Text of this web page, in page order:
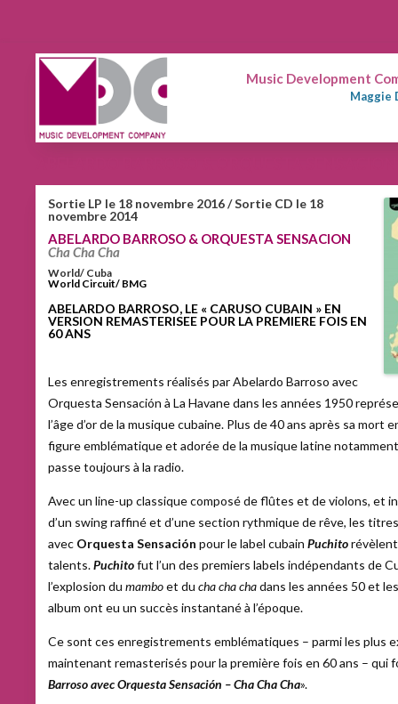
Music Development
Maggie
Sortie LP le 18 novembre 2016 / Sortie CD le 18
novembre 2014
ABELARDO BARROSO & ORQUESTA SENSACION
Cha Cha Cha
World/ Cuba
World Circuit/ BMG
ABELARDO BARROSO, LE « CARUSO CUBAIN » EN
VERSION REMASTERISEE POUR LA PREMIERE FOIS EN
60 ANS
Les enregistrements réalisés par Abelardo Barroso avec
Orquesta Sensación à La Havane dans les années 1950
l’âge d’or de la musique cubaine. Plus de 40 ans après sa mort
figure emblématique et adorée de la musique latine
passe toujours à la radio.
Avec un line-up classique composé de flûtes et de violons, et
d’un swing raffiné et d’une section rythmique de rêve, les
avec Orquesta Sensación pour le label cubain Puchitorévèlent
talents.Puchitofut l’un des premiers labels indépendants de
l’explosion du mamboet du cha cha chadans les années 50 et
album ont eu un succès instantané à l’époque.
Ce sont ces enregistrements emblématiques – parmi les plus
maintenant remasterisés pour la première fois en 60 ans – qui
Barroso avec Orquesta Sensación – Cha Cha Cha».